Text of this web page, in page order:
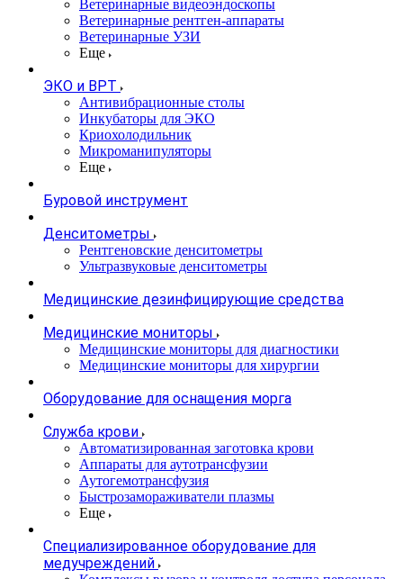
Ветеринарные видеоэндоскопы
Ветеринарные рентген-аппараты
Ветеринарные УЗИ
Еще
ЭКО и ВРТ
Антивибрационные столы
Инкубаторы для ЭКО
Криохолодильник
Микроманипуляторы
Еще
Буровой инструмент
Денситометры
Рентгеновские денситометры
Ультразвуковые денситометры
Медицинские дезинфицирующие средства
Медицинские мониторы
Медицинские мониторы для диагностики
Медицинские мониторы для хирургии
Оборудование для оснащения морга
Служба крови
Автоматизированная заготовка крови
Аппараты для аутотрансфузии
Аутогемотрансфузия
Быстрозамораживатели плазмы
Еще
Специализированное оборудование для
медучреждений